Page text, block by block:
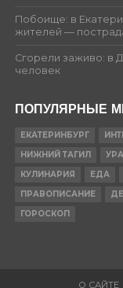
Побоище: в
жителей —
Сгорели заживо: в
человек
ПОПУЛЯРНЫЕ
ЕКАТЕРИНБУРГ
НИЖНИЙ ТАГИЛ
КУЛИНАРИЯ
ЕДА
ПРАВОПИСАНИЕ
ГОРОСКОП
О САЙТЕ